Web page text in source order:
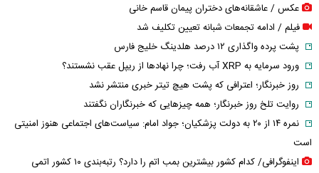
عکس / عاشقانه‌های دختران پیمان قاسم خانی
فیلم / ادامه تجمعات شبانه تعیین تکلیف شد
پشت پرده واگذاری ۱۲ درصد هلدینگ خلیج فارس
ورود سرمایه به XRP آب رفت؛ چرا نهادها از ریپل عقب نشستند؟
روز خبرنگار؛ اعترافی که پشت هیچ تیتر خبری منتشر نشد
روایت تلخ روز خبرنگار؛ همه چیزهایی که خبرنگاران نگفتند
نمره ۱۴ از ۲۰ به دولت پزشکیان؛ جواد امام: سیاست‌های اجتماعی هنوز امنیتی
است
اینفوگرافی/ کدام کشور بیشترین بمب اتم را دارد؟ رتبه‌بندی ۱۰ کشور اتمی